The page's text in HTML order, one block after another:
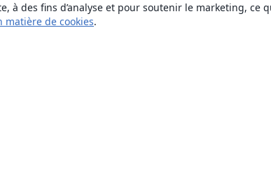
à des fins d’analyse et pour soutenir le marketing, ce
matière de cookies.